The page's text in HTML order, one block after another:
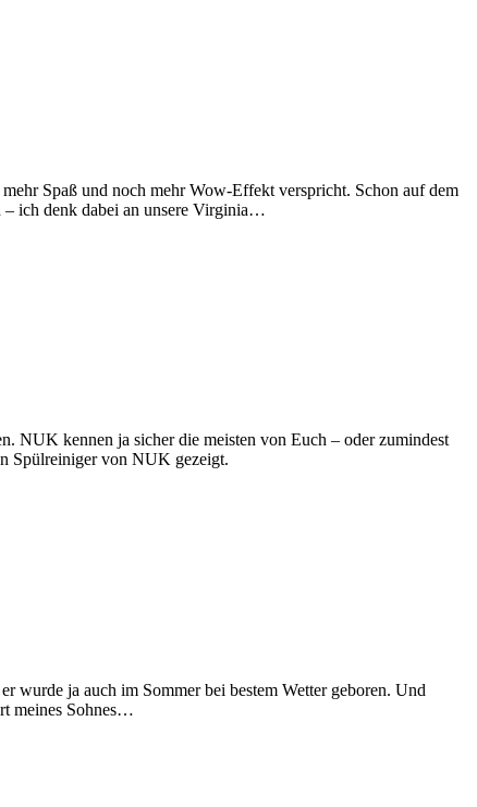
Spaß und noch mehr Wow-Effekt verspricht. Schon auf dem
– ich denk dabei an unsere Virginia…
kennen ja sicher die meisten von Euch – oder zumindest
Spülreiniger von NUK gezeigt.
ja auch im Sommer bei bestem Wetter geboren. Und
meines Sohnes…